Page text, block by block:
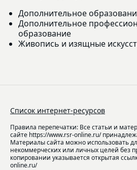
Дополнительное
Дополнительное
образование
Живопись и изящные
Список интернет-ресурсов
Правила перепечатки: Все статьи и
сайте https://www.rsr-online.ru/
Материалы сайта можно использовать
некоммерческих или личных целей без
копировании указывается открытая
online.ru/